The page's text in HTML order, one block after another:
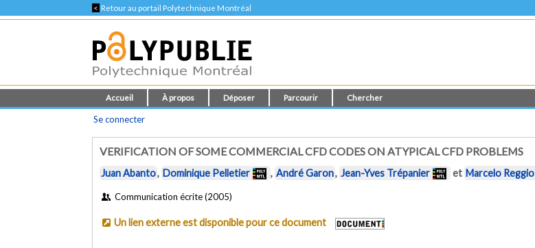
< Retour au portail Polytechnique Montréal
Accueil À propos Déposer Parcourir Chercher
Se connecter
VERIFICATION OF SOME COMMERCIAL CFD CODES ON ATYPICAL CFD PROBLEMS
Juan Abanto, Dominique Pelletier , André Garon, Jean-Yves Trépanier et Marcelo Reggio
Communication écrite (2005)
Un lien externe est disponible pour ce document